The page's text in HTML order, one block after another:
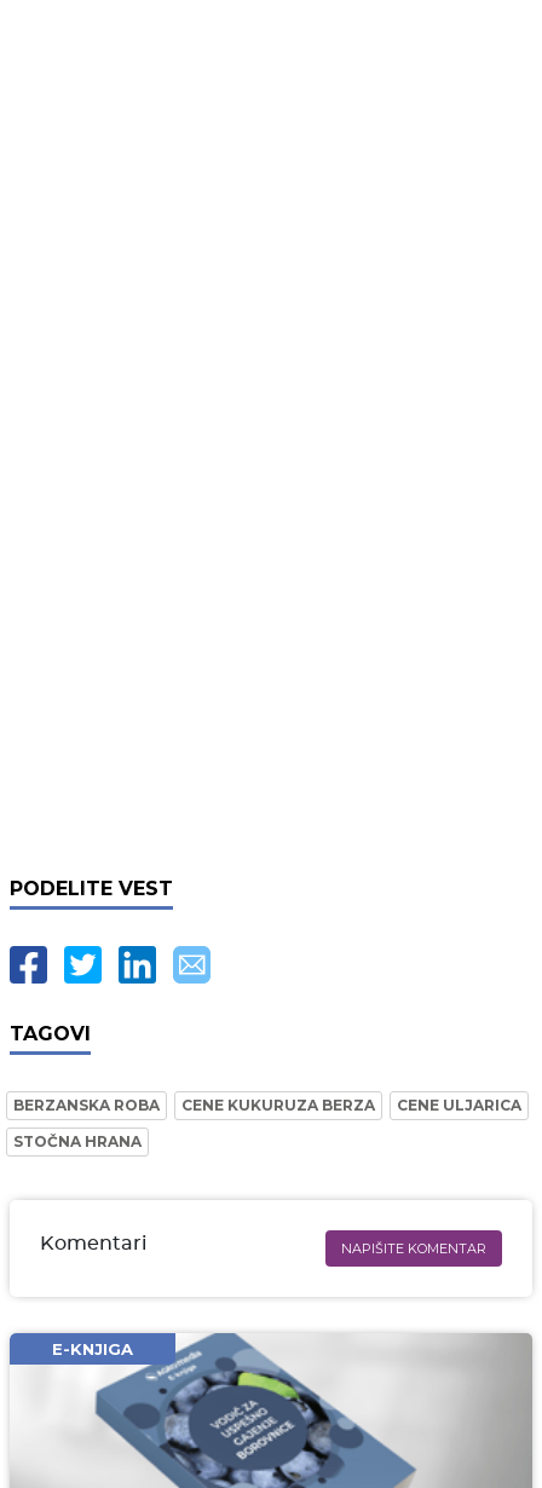
PODELITE VEST
TAGOVI
BERZANSKA ROBA CENE KUKURUZA BERZA
CENE ULJARICA
STOČNA HRANA
Komentari NAPIŠITE KOMENTAR
Email* obavezno
Komentar* obavezno
E-KNJIGA